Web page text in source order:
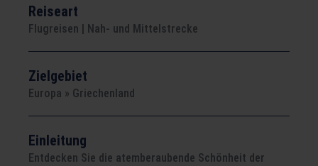
Reiseart
Flugreisen | Nah- und Mittelstrecke
Zielgebiet
Europa » Griechenland
Einleitung
Entdecken Sie die atemberaubende Schönheit der